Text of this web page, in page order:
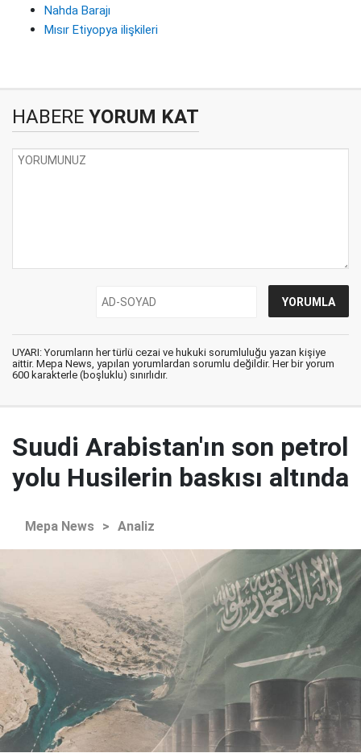
Nahda Barajı
Mısır Etiyopya ilişkileri
HABERE YORUM KAT
UYARI: Yorumların her türlü cezai ve hukuki sorumluluğu yazan kişiye
aittir. Mepa News, yapılan yorumlardan sorumlu değildir. Her bir yorum
600 karakterle (boşluklu) sınırlıdır.
Suudi Arabistan'ın son petrol
yolu Husilerin baskısı altında
Mepa News > Analiz